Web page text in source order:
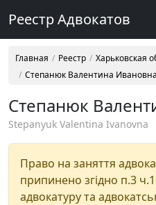
Реестр Адвокатов
Главная Реестр Харьковская
Степанюк Валентина Ивановна
Степанюк
Stepanyuk Valentina Ivanovna
Право на заняття
припинено згідно п.3
адвокатуру та